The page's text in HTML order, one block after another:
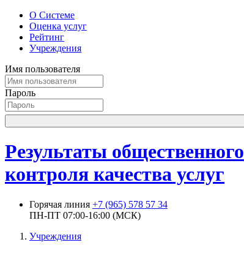
О Системе
Оценка услуг
Рейтинг
Учреждения
Имя пользователя
Пароль
Результаты общественного
контроля качества услуг
Горячая линия +7 (965) 578 57 34
ПН-ПТ 07:00-16:00 (МСК)
Учреждения